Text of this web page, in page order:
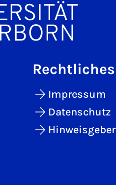
Rechtliches
Impressum
Datenschutz